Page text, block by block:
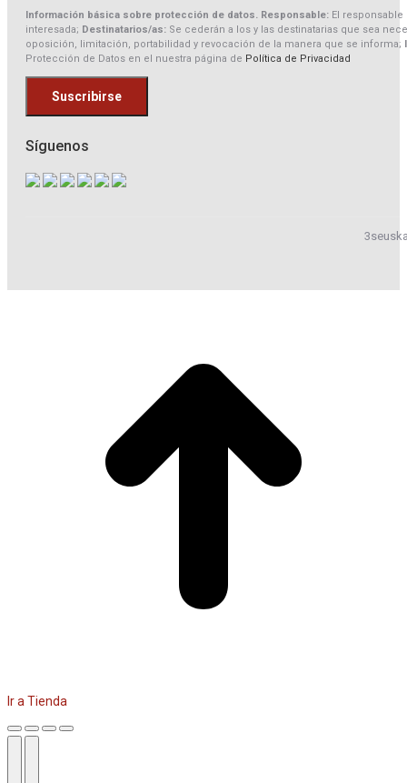
Información básica sobre protección de datos. Responsable: El responsable
interesada; Destinatarios/as: Se cederán a los y las destinatarias que sea
oposición, limitación, portabilidad y revocación de la manera que se informa;
Protección de Datos en el nuestra página de Política de Privacidad
Síguenos
Ir a Tienda